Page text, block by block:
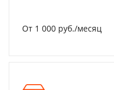
От 1 000 руб./месяц